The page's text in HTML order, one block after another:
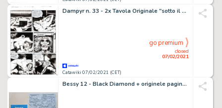
Dampyr n. 33 - 2x Tavola Originale "sotto il vulcano" Dotti - Loose page - First edition - (2002)
Catawiki 07/02/2021 (CET)
closed
07/02/2021
go premium
Bessy 12 - Black Diamond + originele pagina (p.11) - Softcover - First edition - (2010)